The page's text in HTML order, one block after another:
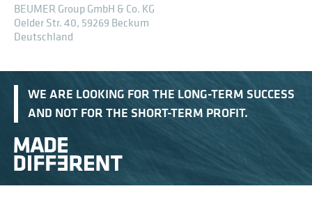
BEUMER Group GmbH & Co. KG
Oelder Str. 40, 59269 Beckum
Deutschland
WE ARE LOOKING FOR THE LONG-TERM SUCCESS
AND NOT FOR THE SHORT-TERM PROFIT.